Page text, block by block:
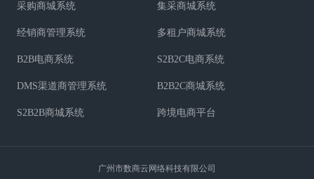
采购商城系统 集采商城系统
经销商管理系统 多租户商城系统
B2B电商系统 S2B2C电商系统
DMS渠道商管理系统 B2B2C商城系统
S2B2B商城系统 跨境电商平台
广州市数商云网络科技有限公司